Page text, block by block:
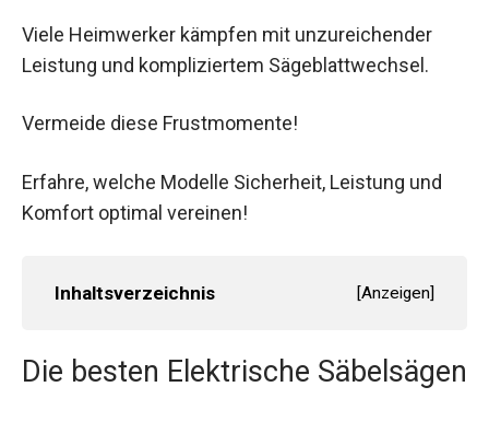
Viele Heimwerker kämpfen mit unzureichender
Leistung und kompliziertem Sägeblattwechsel.
Vermeide diese Frustmomente!
Erfahre, welche Modelle Sicherheit, Leistung und
Komfort optimal vereinen!
Inhaltsverzeichnis [Anzeigen]
Die besten Elektrische Säbelsägen